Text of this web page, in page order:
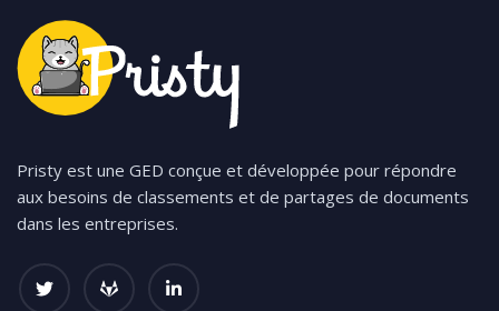
Pristy est une GED conçue et développée pour répondre
aux besoins de classements et de partages de documents
dans les entreprises.